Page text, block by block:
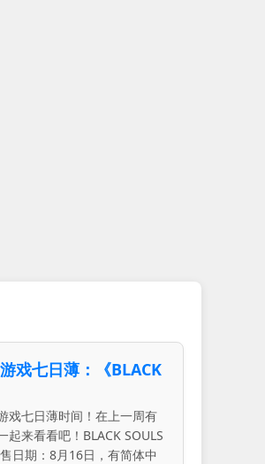
戏七日薄：《BLACK
戏七日薄时间！在上一周有
起来看看吧！BLACK SOULS
日期：8月16日，有简体中